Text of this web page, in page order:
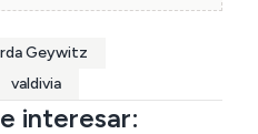
Geywitz
valdivia
interesar: